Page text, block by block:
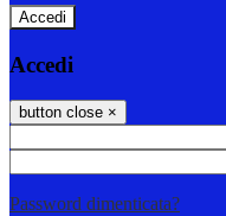
Accedi
Accedi
button close ×
Password dimenticata?